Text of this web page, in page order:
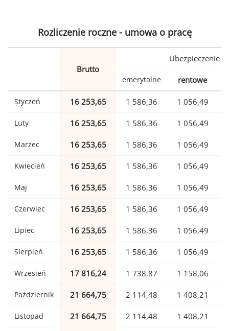
Rozliczenie roczne - umowa o pracę
Brutto
Ubezpieczenie
emerytalne rentowe
Styczeń 16 253,65 1 586,36 1 056,49
Luty 16 253,65 1 586,36 1 056,49
Marzec 16 253,65 1 586,36 1 056,49
Kwiecień 16 253,65 1 586,36 1 056,49
Maj 16 253,65 1 586,36 1 056,49
Czerwiec 16 253,65 1 586,36 1 056,49
Lipiec 16 253,65 1 586,36 1 056,49
Sierpień 16 253,65 1 586,36 1 056,49
Wrzesień 17 816,24 1 738,87 1 158,06
Październik 21 664,75 2 114,48 1 408,21
Listopad 21 664,75 2 114,48 1 408,21